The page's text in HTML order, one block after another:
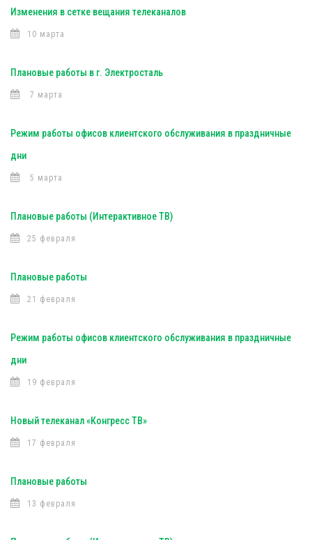
Изменения в сетке вещания телеканалов
10 марта
Плановые работы в г. Электросталь
7 марта
Режим работы офисов клиентского обслуживания в праздничные
дни
5 марта
Плановые работы (Интерактивное ТВ)
25 февраля
Плановые работы
21 февраля
Режим работы офисов клиентского обслуживания в праздничные
дни
19 февраля
Новый телеканал «Конгресс ТВ»
17 февраля
Плановые работы
13 февраля